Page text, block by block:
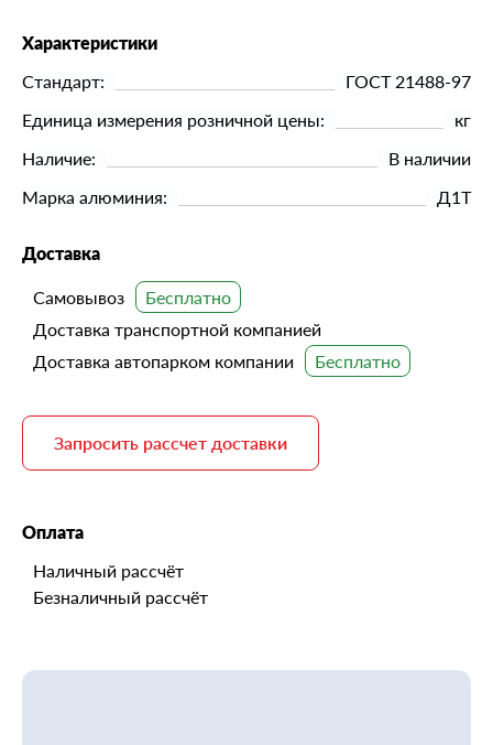
Характеристики
Стандарт:
ГОСТ 21488-97
Единица измерения розничной цены:
кг
Наличие:
В наличии
Марка алюминия:
Д1Т
Доставка
Самовывоз
Доставка транспортной компанией
Доставка автопарком компании
Запросить рассчет доставки
Оплата
Наличный рассчёт
Безналичный рассчёт